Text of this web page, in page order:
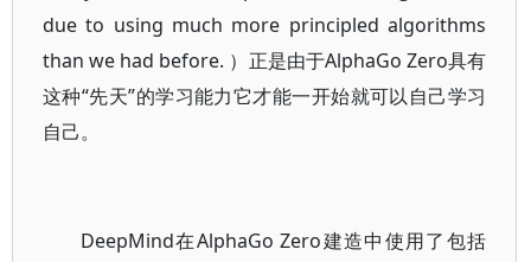
due to using much more principled algorithms
than we had before. ）正是由于AlphaGo Zero具有
这种“先天”的学习能力它才能一开始就可以自己学习
自己。
DeepMind在AlphaGo Zero建造中使用了包括